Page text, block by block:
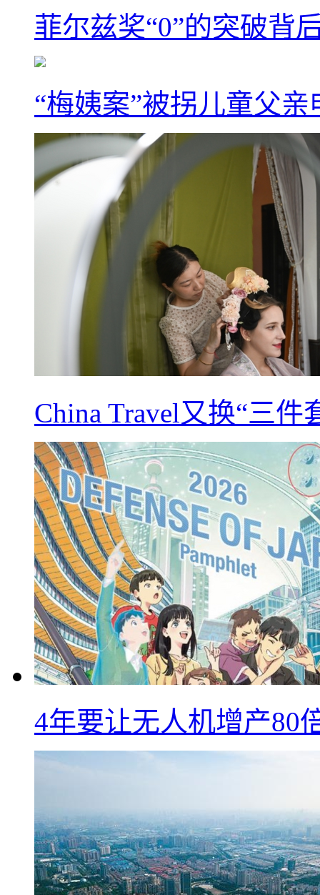
菲尔兹奖“0”的突破背
“梅姨案”被拐儿童父
China Travel又换“三
4年要让无人机增产80